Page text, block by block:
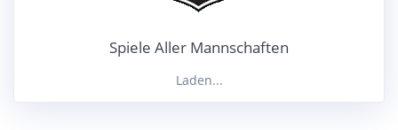
Spiele Aller Mannschaften
Laden...